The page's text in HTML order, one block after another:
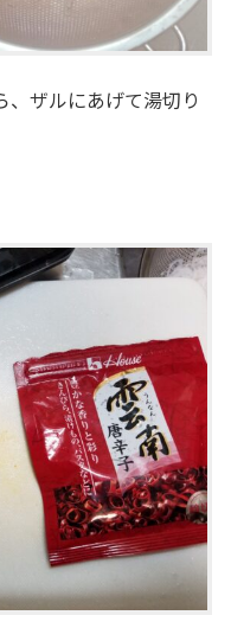
ザルにあげて湯切り